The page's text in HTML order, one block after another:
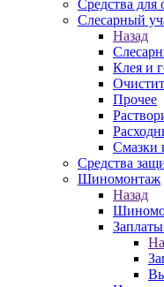
Средства для
Слесарный
Назад
Клея и
Прочее
Смазки
Средства
Шиномонтаж
Назад